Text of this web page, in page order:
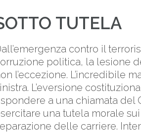
TUTELA
contro il
politica, la lesione
l’eccezione. L’incredibile
L’eversione
a una chiamata del
una tutela morale
delle carriere.